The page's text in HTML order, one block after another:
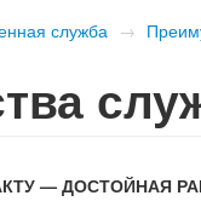
служба →
— ДОСТОЙНАЯ